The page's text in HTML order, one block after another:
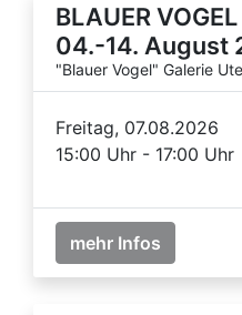
BLAUER
04.-14. August
"Blauer Vogel" Galerie
Freitag, 07.08.2026
15:00 Uhr - 17:00 Uhr
mehr Infos